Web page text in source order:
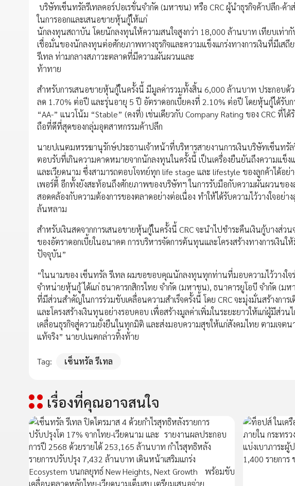
บริษัทเซ็นทรัลรีเทลคอร์ปอเรชั่นจำกัด (มหาชน) หรือ CRC ผู้นำธุรกิจค้าปลีก-ค้า
ในการออกและเสนอขายหุ้นกู้ให้แก่
นักลงทุนสถาบัน โดยนักลงทุนให้ความสนใจสูงกว่า 18,000 ล้านบาท เทียบเท่า
เชื่อมั่นของนักลงทุนต่อศักยภาพทางธุรกิจและความแข็งแกร่งทางการเงินที่มีเสถี
รีเทล ท่ามกลางสภาวะตลาดที่มีความผันผวนและ
ท้าทาย
สำหรับการเสนอขายหุ้นกู้ในครั้งนี้ มีมูลค่ารวมทั้งสิ้น 6,000 ล้านบาท ประกอบด้
ลด 1.70% ต่อปี และรุ่นอายุ 5 ปี อัตราดอกเบี้ยคงที่ 2.10% ต่อปี โดยหุ้นกู้ได้รับ
“AA-” แนวโน้ม “Stable” (คงที่) เช่นเดียวกับ Company Rating ของ CRC ที่
ถือที่ดีที่สุดของกลุ่มอุตสาหกรรมค้าปลีก
นายปเนตมหรรฆานุรักษ์ประธานเจ้าหน้าที่บริหารสายงานการเงินบริษัทเซ็นทรั
ตอบรับที่เกินความคาดหมายจากนักลงทุนในครั้งนี้ เป็นเครื่องยืนยันถึงความแข็ง
และเวียดนาม ซึ่งสามารถตอบโจทย์ทุก life stage และ lifestyle ของลูกค้าได้อ
เพอร์ตี้ อีกทั้งยังสะท้อนถึงศักยภาพของบริษัทฯ ในการรับมือกับความผันผวนของ
สอดคล้องกับความต้องการของตลาดอย่างต่อเนื่อง ทำให้ได้รับความไว้วางใจอย่
ล้นหลาม
สำหรับเงินสดจากการเสนอขายหุ้นกู้ในครั้งนี้ CRC จะนำไปชำระคืนเงินกู้บางส่ว
ของอัตราดอกเบี้ยในอนาคต การบริหารจัดการต้นทุนและโครงสร้างทางการเงิ
ปัจจุบัน”
“ในนามของ เซ็นทรัล รีเทล ผมขอขอบคุณนักลงทุนทุกท่านที่มอบความไว้วางใจ
จำหน่ายหุ้นกู้ ได้แก่ ธนาคารกสิกรไทย จำกัด (มหาชน), ธนาคารยูโอบี จำกัด (
ที่มีส่วนสำคัญในการร่วมขับเคลื่อนความสำเร็จครั้งนี้ โดย CRC จะมุ่งมั่นสร้างกา
และโครงสร้างเงินทุนอย่างรอบคอบ เพื่อสร้างมูลค่าเพิ่มในระยะยาวให้แก่ผู้มีส่
เคลื่อนธุรกิจสู่ความยั่งยืนในทุกมิติ และส่งมอบความสุขให้แก่สังคมไทย ตามเจ
แท้จริง” นายปเนตกล่าวทิ้งท้าย
Tag: เซ็นทรัล รีเทล
เรื่องที่คุณอาจสนใจ